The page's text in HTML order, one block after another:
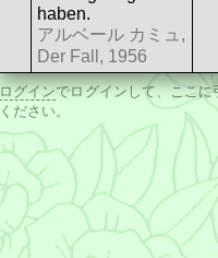
haben.
アルベール カミュ,
Der Fall, 1956
ログインでログインして、ここに
ください。